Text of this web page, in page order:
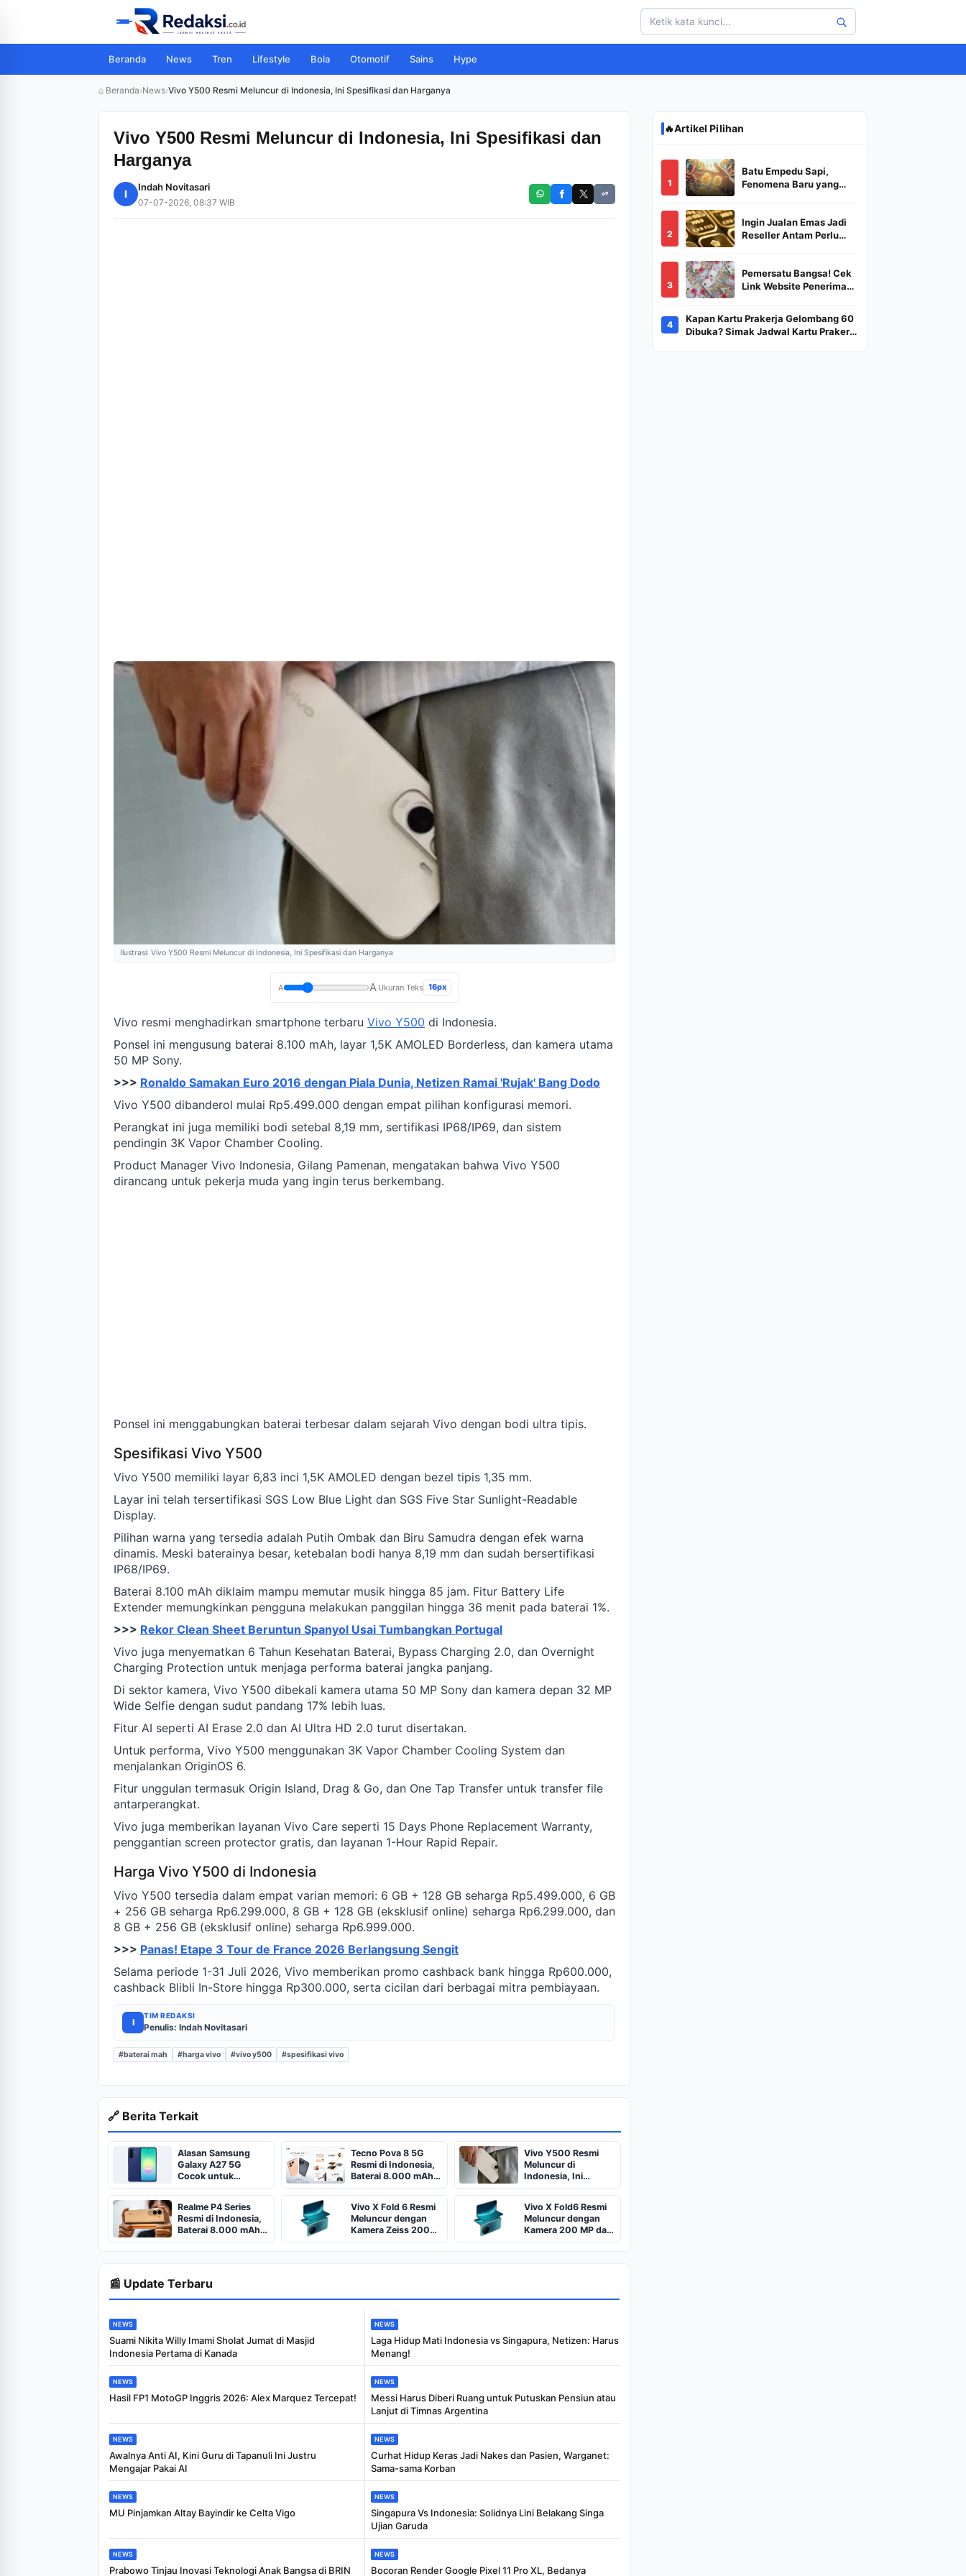
Beranda News Tren Lifestyle Bola Otomotif Sains Hype
⌂ Beranda›News›Vivo Y500 Resmi Meluncur di Indonesia, Ini Spesifikasi dan Harganya
Vivo Y500 Resmi Meluncur di Indonesia, Ini Spesifikasi dan
Harganya
I
Indah Novitasari
07-07-2026, 08:37 WIB
Ilustrasi: Vivo Y500 Resmi Meluncur di Indonesia, Ini Spesifikasi dan Harganya
A A Ukuran Teks 16px
Vivo resmi menghadirkan smartphone terbaru Vivo Y500 di Indonesia.
Ponsel ini mengusung baterai 8.100 mAh, layar 1,5K AMOLED Borderless, dan kamera utama
50 MP Sony.
>>> Ronaldo Samakan Euro 2016 dengan Piala Dunia, Netizen Ramai 'Rujak' Bang Dodo
Vivo Y500 dibanderol mulai Rp5.499.000 dengan empat pilihan konfigurasi memori.
Perangkat ini juga memiliki bodi setebal 8,19 mm, sertifikasi IP68/IP69, dan sistem
pendingin 3K Vapor Chamber Cooling.
Product Manager Vivo Indonesia, Gilang Pamenan, mengatakan bahwa Vivo Y500
dirancang untuk pekerja muda yang ingin terus berkembang.
Ponsel ini menggabungkan baterai terbesar dalam sejarah Vivo dengan bodi ultra tipis.
Spesifikasi Vivo Y500
Vivo Y500 memiliki layar 6,83 inci 1,5K AMOLED dengan bezel tipis 1,35 mm.
Layar ini telah tersertifikasi SGS Low Blue Light dan SGS Five Star Sunlight-Readable
Display.
Pilihan warna yang tersedia adalah Putih Ombak dan Biru Samudra dengan efek warna
dinamis. Meski baterainya besar, ketebalan bodi hanya 8,19 mm dan sudah bersertifikasi
IP68/IP69.
Baterai 8.100 mAh diklaim mampu memutar musik hingga 85 jam. Fitur Battery Life
Extender memungkinkan pengguna melakukan panggilan hingga 36 menit pada baterai 1%.
>>> Rekor Clean Sheet Beruntun Spanyol Usai Tumbangkan Portugal
Vivo juga menyematkan 6 Tahun Kesehatan Baterai, Bypass Charging 2.0, dan Overnight
Charging Protection untuk menjaga performa baterai jangka panjang.
Di sektor kamera, Vivo Y500 dibekali kamera utama 50 MP Sony dan kamera depan 32 MP
Wide Selfie dengan sudut pandang 17% lebih luas.
Fitur AI seperti AI Erase 2.0 dan AI Ultra HD 2.0 turut disertakan.
Untuk performa, Vivo Y500 menggunakan 3K Vapor Chamber Cooling System dan
menjalankan OriginOS 6.
Fitur unggulan termasuk Origin Island, Drag & Go, dan One Tap Transfer untuk transfer file
antarperangkat.
Vivo juga memberikan layanan Vivo Care seperti 15 Days Phone Replacement Warranty,
penggantian screen protector gratis, dan layanan 1-Hour Rapid Repair.
Harga Vivo Y500 di Indonesia
Vivo Y500 tersedia dalam empat varian memori: 6 GB + 128 GB seharga Rp5.499.000, 6 GB
+ 256 GB seharga Rp6.299.000, 8 GB + 128 GB (eksklusif online) seharga Rp6.299.000, dan
8 GB + 256 GB (eksklusif online) seharga Rp6.999.000.
>>> Panas! Etape 3 Tour de France 2026 Berlangsung Sengit
Selama periode 1-31 Juli 2026, Vivo memberikan promo cashback bank hingga Rp600.000,
cashback Blibli In-Store hingga Rp300.000, serta cicilan dari berbagai mitra pembiayaan.
I
TIM REDAKSI
Penulis: Indah Novitasari
#baterai mah #harga vivo #vivo y500 #spesifikasi vivo
🔗 Berita Terkait
Alasan Samsung
Galaxy A27 5G
Cocok untuk
Travelling, Intip
Spesifikasinya
Tecno Pova 8 5G
Resmi di Indonesia,
Baterai 8.000 mAh
Jadi Andalan
Vivo Y500 Resmi
Meluncur di
Indonesia, Ini
Spesifikasi dan
Harganya
Realme P4 Series
Resmi di Indonesia,
Baterai 8.000 mAh
Mulai Rp 1 Jutaan
Vivo X Fold 6 Resmi
Meluncur dengan
Kamera Zeiss 200
MP dan Baterai
7.000 mAh
Vivo X Fold6 Resmi
Meluncur dengan
Kamera 200 MP dan
Baterai 7.000 mAh
📰 Update Terbaru
NEWS
Suami Nikita Willy Imami Sholat Jumat di Masjid
Indonesia Pertama di Kanada
NEWS
Laga Hidup Mati Indonesia vs Singapura, Netizen: Harus
Menang!
NEWS
Hasil FP1 MotoGP Inggris 2026: Alex Marquez Tercepat!
NEWS
Messi Harus Diberi Ruang untuk Putuskan Pensiun atau
Lanjut di Timnas Argentina
NEWS
Awalnya Anti AI, Kini Guru di Tapanuli Ini Justru
Mengajar Pakai AI
NEWS
Curhat Hidup Keras Jadi Nakes dan Pasien, Warganet:
Sama-sama Korban
NEWS
MU Pinjamkan Altay Bayindir ke Celta Vigo
NEWS
Singapura Vs Indonesia: Solidnya Lini Belakang Singa
Ujian Garuda
NEWS
Prabowo Tinjau Inovasi Teknologi Anak Bangsa di BRIN
NEWS
Bocoran Render Google Pixel 11 Pro XL, Bedanya
🔥Artikel Pilihan
1
Batu Empedu Sapi,
Fenomena Baru yang
2
Ingin Jualan Emas Jadi
Reseller Antam Perlu
Bagaimana
Prosedurnya?
3
Pemersatu Bangsa! Cek
Link Website Penerima
Dana Rp600 Ribu Rupiah
4
Kapan Kartu Prakerja Gelombang 60
Dibuka? Simak Jadwal Kartu Prakerja